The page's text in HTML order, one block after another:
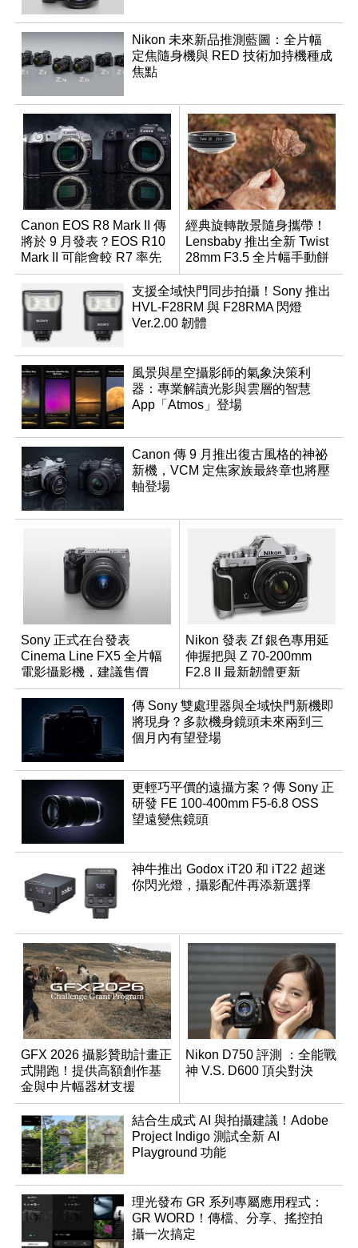
Nikon 未來新品推測藍圖：全片幅
定焦隨身機與 RED 技術加持機種成
焦點
Canon EOS R8 Mark II 傳
將於 9 月發表？EOS R10
Mark II 可能會較 R7 率先
推出
經典旋轉散景隨身攜帶！
Lensbaby 推出全新 Twist
28mm F3.5 全片幅手動餅
乾鏡
支援全域快門同步拍攝！Sony 推出
HVL-F28RM 與 F28RMA 閃燈
Ver.2.00 韌體
風景與星空攝影師的氣象決策利
器：專業解讀光影與雲層的智慧
App「Atmos」登場
Canon 傳 9 月推出復古風格的神祕
新機，VCM 定焦家族最終章也將壓
軸登場
Sony 正式在台發表
Cinema Line FX5 全片幅
電影攝影機，建議售價
NT$144,980
Nikon 發表 Zf 銀色專用延
伸握把與 Z 70-200mm
F2.8 II 最新韌體更新
傳 Sony 雙處理器與全域快門新機即
將現身？多款機身鏡頭未來兩到三
個月內有望登場
更輕巧平價的遠攝方案？傳 Sony 正
研發 FE 100-400mm F5-6.8 OSS
望遠變焦鏡頭
神牛推出 Godox iT20 和 iT22 超迷
你閃光燈，攝影配件再添新選擇
GFX 2026 攝影贊助計畫正
式開跑！提供高額創作基
金與中片幅器材支援
Nikon D750 評測 ：全能戰
神 V.S. D600 頂尖對決
結合生成式 AI 與拍攝建議！Adobe
Project Indigo 測試全新 AI
Playground 功能
理光發布 GR 系列專屬應用程式：
GR WORD！傳檔、分享、搖控拍
攝一次搞定